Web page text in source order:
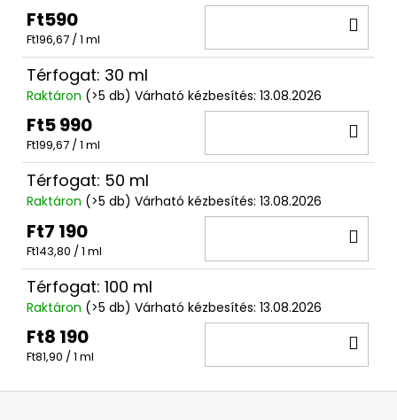
Ft590
Egységár:
Ft196,67 / 1 ml
Térfogat: 30 ml
Raktáron (>5 db) Várható kézbesítés: 13.08.2026
Ft5 990
Egységár:
Ft199,67 / 1 ml
Térfogat: 50 ml
Raktáron (>5 db) Várható kézbesítés: 13.08.2026
Ft7 190
Egységár:
Ft143,80 / 1 ml
Térfogat: 100 ml
Raktáron (>5 db) Várható kézbesítés: 13.08.2026
Ft8 190
Egységár:
Ft81,90 / 1 ml